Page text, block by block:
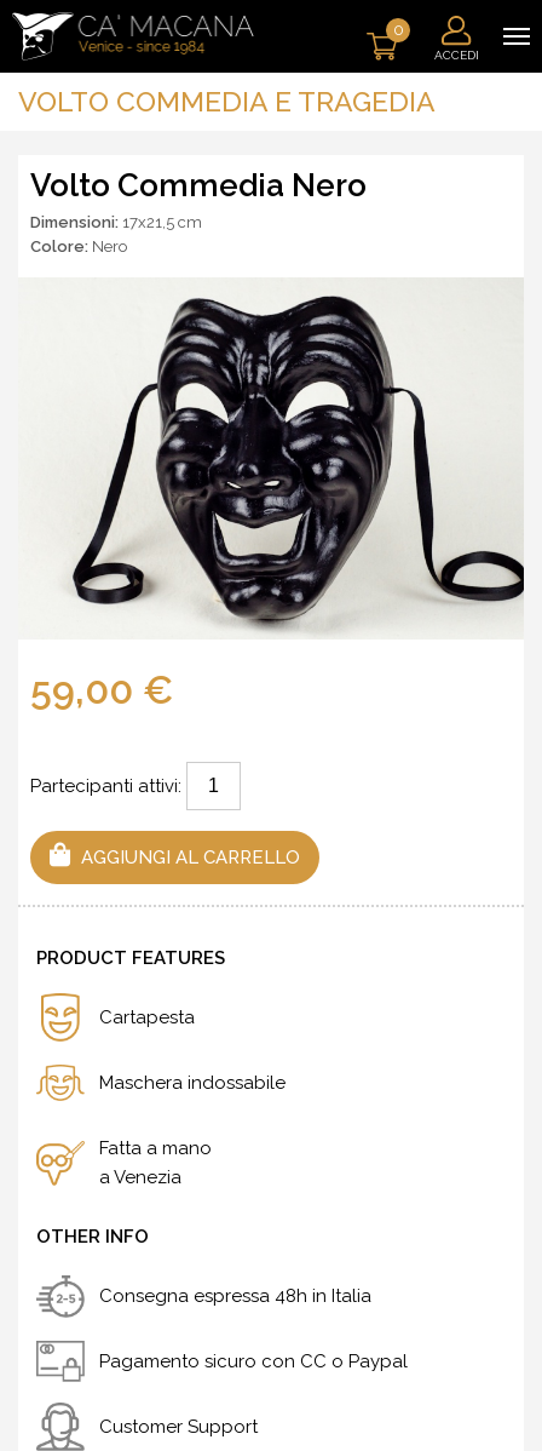
0
ACCEDI
VOLTO COMMEDIA E TRAGEDIA
Volto Commedia Nero
Dimensioni: 17x21,5 cm
Colore: Nero
59,00 €
Partecipanti attivi:
AGGIUNGI AL CARRELLO
PRODUCT FEATURES
Cartapesta
Maschera indossabile
Fatta a mano
a Venezia
OTHER INFO
Consegna espressa 48h in Italia
Pagamento sicuro con CC o Paypal
Customer Support